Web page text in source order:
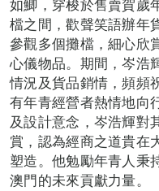
如鯽，穿梭於售賣賀歲
檔之間，歡聲笑語辦年
參觀多個攤檔，細心欣
心儀物品。期間，岑浩
情況及貨品銷情，頻頻
有年青經營者熱情地向
及設計意念，岑浩輝對
賞，認為經商之道貴在
塑造。他勉勵年青人秉
澳門的未來貢獻力量。